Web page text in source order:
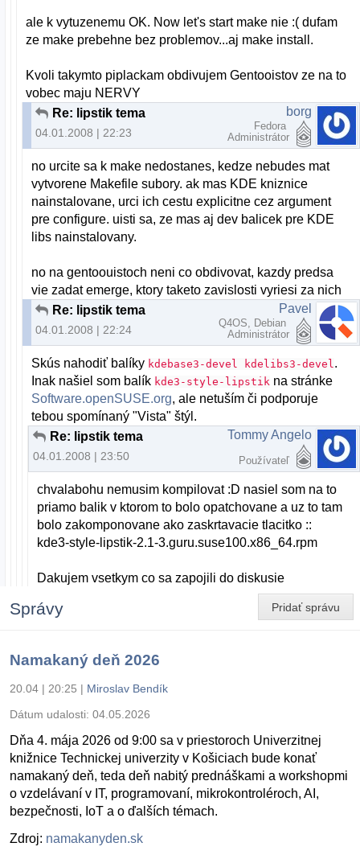
ale k vytuzenemu OK. Now let's start make nie :( dufam
ze make prebehne bez problemov...aj make install.
Kvoli takymto piplackam obdivujem Gentooistov ze na to
vobec maju NERVY
Re: lipstik tema
04.01.2008 | 22:23
borg
Fedora
Administrátor
no urcite sa k make nedostanes, kedze nebudes mat
vytvorene Makefile subory. ak mas KDE kniznice
nainstalovane, urci ich cestu explicitne cez argument
pre configure. uisti sa, ze mas aj dev balicek pre KDE
libs nainstalovany.
no na gentoouistoch neni co obdivovat, kazdy predsa
vie zadat emerge, ktory taketo zavislosti vyriesi za nich
Re: lipstik tema
04.01.2008 | 22:24
Pavel
Q4OS, Debian
Administrátor
Skús nahodiť balíky kdebase3-devel kdelibs3-devel.
Inak našiel som balík kde3-style-lipstik na stránke
Software.openSUSE.org, ale netuším či podporuje
tebou spomínaný "Vista" štýl.
Re: lipstik tema
04.01.2008 | 23:50
Tommy Angelo
Používateľ
chvalabohu nemusim kompilovat :D nasiel som na to
priamo balik v ktorom to bolo opatchovane a uz to tam
bolo zakomponovane ako zaskrtavacie tlacitko ::
kde3-style-lipstik-2.1-3.guru.suse100.x86_64.rpm
Dakujem vsetkym co sa zapojili do diskusie
Pridať správu
Správy
Namakaný deň 2026
20.04 | 20:25 | Miroslav Bendík
Dátum udalosti: 04.05.2026
Dňa 4. mája 2026 od 9:00 sa v priestoroch Univerzitnej
knižnice Technickej univerzity v Košiciach bude konať
namakaný deň, teda deň nabitý prednáškami a workshopmi
o vzdelávaní v IT, programovaní, mikrokontroléroch, AI,
bezpečnosti, IoT a o ďalších témach.
Zdroj: namakanyden.sk